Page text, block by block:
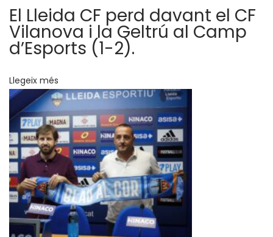
u
b
D
p
r
t
i
v
o
i
El Lleida CF perd davant el CF
Vilanova i la Geltrú al Camp
d’Esports (1-2).
Llegeix més